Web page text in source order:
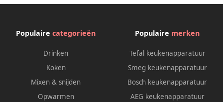
Populaire categorieën
Drinken
Koken
Mixen & snijden
Opwarmen
Populaire merken
Tefal keukenapparatuur
Smeg keukenapparatuur
Bosch keukenapparatuur
AEG keukenapparatuur